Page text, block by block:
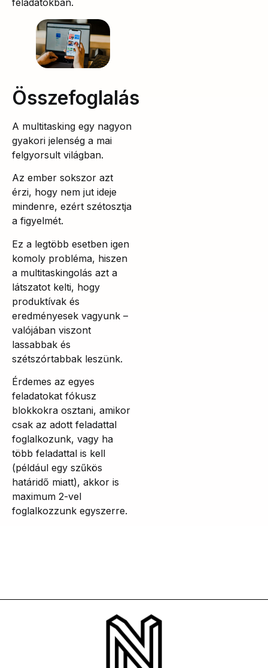
Összefoglalás
A multitasking egy nagyon
gyakori jelenség a mai
felgyorsult világban.
Az ember sokszor azt
érzi, hogy nem jut ideje
mindenre, ezért szétosztja
a figyelmét.
Ez a legtöbb esetben igen
komoly probléma, hiszen
a multitaskingolás azt a
látszatot kelti, hogy
produktívak és
eredményesek vagyunk –
valójában viszont
lassabbak és
szétszórtabbak leszünk.
Érdemes az egyes
feladatokat fókusz
blokkokra osztani, amikor
csak az adott feladattal
foglalkozunk, vagy ha
több feladattal is kell
(például egy szűkös
határidő miatt), akkor is
maximum 2-vel
foglalkozzunk egyszerre.